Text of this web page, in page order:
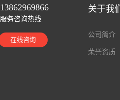
13862969866
服务咨询热线
在线咨询
关于我们
公司简介
荣誉资质